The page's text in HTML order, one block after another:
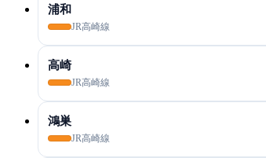
浦和
JR高崎線
高崎
JR高崎線
鴻巣
JR高崎線